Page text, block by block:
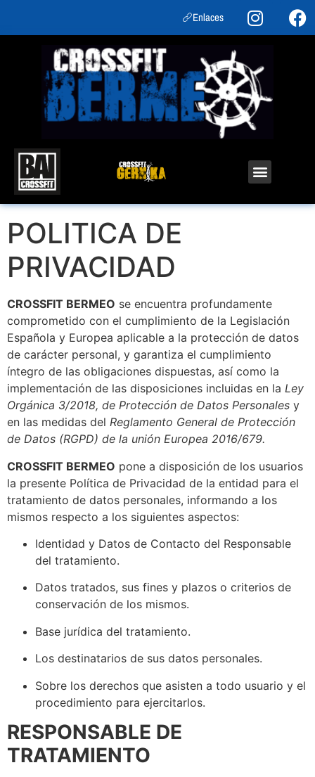
Enlaces
POLITICA DE
PRIVACIDAD
CROSSFIT BERMEO se encuentra profundamente
comprometido con el cumplimiento de la Legislación
Española y Europea aplicable a la protección de datos
de carácter personal, y garantiza el cumplimiento
íntegro de las obligaciones dispuestas, así como la
implementación de las disposiciones incluidas en la Ley
Orgánica 3/2018, de Protección de Datos Personales y
en las medidas del Reglamento General de Protección
de Datos (RGPD) de la unión Europea 2016/679.
CROSSFIT BERMEO pone a disposición de los usuarios
la presente Política de Privacidad de la entidad para el
tratamiento de datos personales, informando a los
mismos respecto a los siguientes aspectos:
Identidad y Datos de Contacto del Responsable
del tratamiento.
Datos tratados, sus fines y plazos o criterios de
conservación de los mismos.
Base jurídica del tratamiento.
Los destinatarios de sus datos personales.
Sobre los derechos que asisten a todo usuario y el
procedimiento para ejercitarlos.
RESPONSABLE DE
TRATAMIENTO